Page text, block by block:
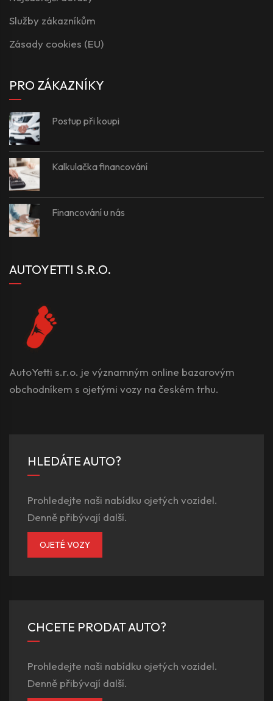
Služby zákazníkům
Zásady cookies (EU)
PRO ZÁKAZNÍKY
Postup při koupi
Kalkulačka financování
Financování u nás
AUTOYETTI S.R.O.
AutoYetti s.r.o. je významným online bazarovým
obchodníkem s ojetými vozy na českém trhu.
HLEDÁTE AUTO?
Prohledejte naši nabídku ojetých vozidel.
Denně přibývají další.
OJETÉ VOZY
CHCETE PRODAT AUTO?
Prohledejte naši nabídku ojetých vozidel.
Denně přibývají další.